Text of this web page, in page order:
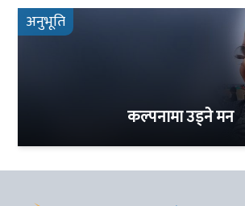
अनुभूति
कल्पनामा उड्ने मन